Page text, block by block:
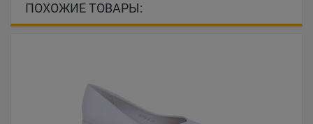
ПОХОЖИЕ ТОВАРЫ: